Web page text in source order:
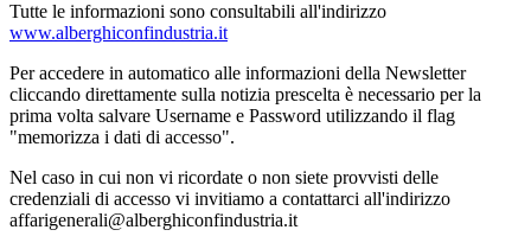
Tutte le informazioni sono consultabili all'indirizzo
www.alberghiconfindustria.it
Per accedere in automatico alle informazioni della Newsletter
cliccando direttamente sulla notizia prescelta è necessario per la
prima volta salvare Username e Password utilizzando il flag
"memorizza i dati di accesso".
Nel caso in cui non vi ricordate o non siete provvisti delle
credenziali di accesso vi invitiamo a contattarci all'indirizzo
affarigenerali@alberghiconfindustria.it